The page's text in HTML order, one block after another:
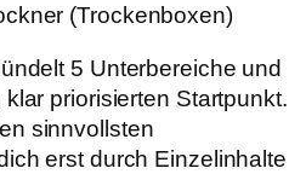
(Trockenboxen)
5 Unterbereiche und
priorisierten Startpunkt.
sinnvollsten
erst durch Einzelinhalte